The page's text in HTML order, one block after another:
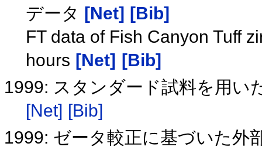
データ [Net] [Bib]
FT data of Fish Canyon Tuff
hours [Net] [Bib]
1999: スタンダード試料を用い
[Net] [Bib]
1999: ゼータ較正に基づいた外